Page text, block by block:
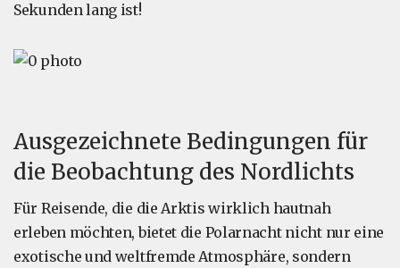
Sekunden lang ist!
Ausgezeichnete Bedingungen für
die Beobachtung des Nordlichts
Für Reisende, die die Arktis wirklich hautnah
erleben möchten, bietet die Polarnacht nicht nur eine
exotische und weltfremde Atmosphäre, sondern